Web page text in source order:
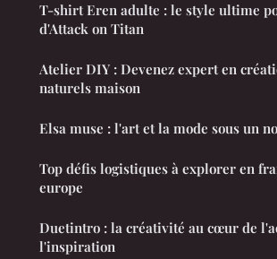
T-shirt Eren adulte : le style ultime
d'Attack on Titan
Atelier DIY : Devenez expert en
naturels maison
Elsa muse : l'art et la mode sous un
Top défis logistiques à explorer en
europe
Duetintro : la créativité au cœur de
l'inspiration